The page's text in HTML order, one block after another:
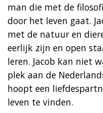
man die met de
door het leven gaat.
met de natuur en
eerlijk zijn en open
leren. Jacob kan niet
plek aan de
hoopt een
leven te vinden.